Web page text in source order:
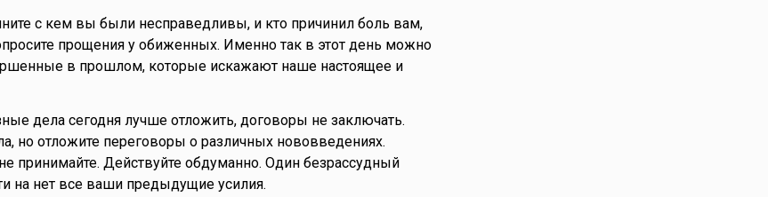
с кем вы были несправедливы, и кто причинил боль вам,
прощения у обиженных. Именно так в этот день можно
в прошлом, которые искажают наше настоящее и
дела сегодня лучше отложить, договоры не заключать.
но отложите переговоры о различных нововведениях.
принимайте. Действуйте обдуманно. Один безрассудный
на нет все ваши предыдущие усилия.